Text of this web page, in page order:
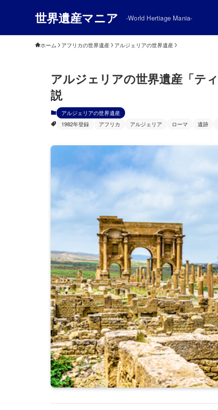
世界遺産マニア -World Hertiage Mania-
ホーム アフリカの世界遺産 アルジェリアの世界遺産
アルジェリアの世界遺産「テ
説
アルジェリアの世界遺産
1982年登録
アフリカ アルジェリア ローマ 遺跡